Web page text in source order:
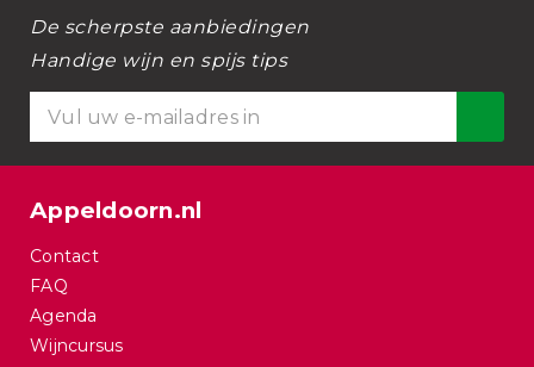
De scherpste aanbiedingen
Handige wijn en spijs tips
Appeldoorn.nl
Contact
FAQ
Agenda
Wijncursus